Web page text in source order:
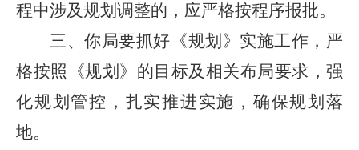
程中涉及规划调整的，应严格按程序报批。
三、你局要抓好《规划》实施工作，严
格按照《规划》的目标及相关布局要求，强
化规划管控，扎实推进实施，确保规划落
地。